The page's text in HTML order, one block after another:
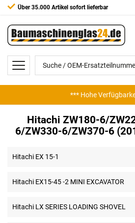
Über 35.000 Artikel sofort lieferbar
*** Hohe
Hitachi ZW180-6/
6/ZW330-6/ZW370-6
Hitachi EX 15-1
Hitachi EX15-45 -2 MINI EXCAVATOR
Hitachi LX SERIES LOADING SHOVEL